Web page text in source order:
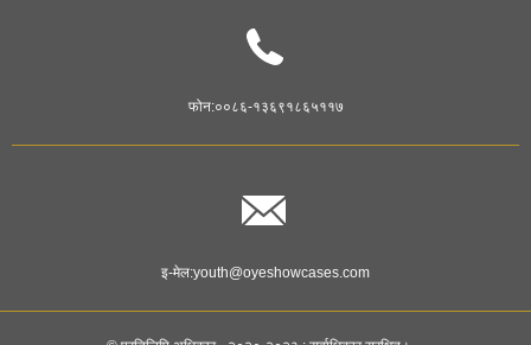
फोन:००८६-१३६९१८६५११७
इ-मेल:youth@oyeshowcases.com